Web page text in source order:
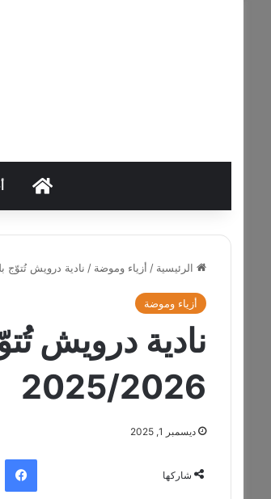
الرئيسية / أزياء وموضة / نادية درويش تُتوّج
أزياء وموضة
نادية درويش
2025/2026
ديسمبر 1, 2025
شاركها